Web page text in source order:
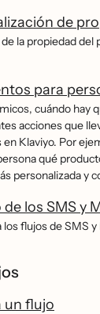
de
la propiedad
para
cuándo
acciones que
Klaviyo. Por
qué
personalizada y
los SMS y
los flujos de SMS
un flujo